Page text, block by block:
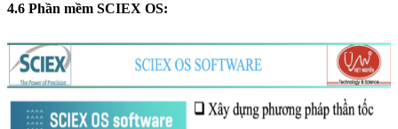
4.6 Phần mềm SCIEX OS: